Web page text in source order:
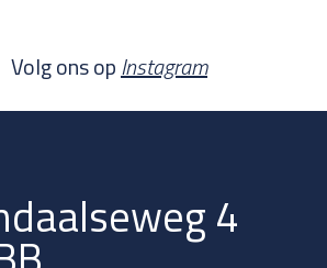
Volg ons opInstagram
4